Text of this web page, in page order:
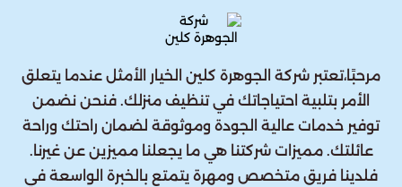
مرحبًا،تعتبر شركة الجوهرة كلين الخيار الأمثل عندما يتعلق
الأمر بتلبية احتياجاتك في تنظيف منزلك. فنحن نضمن
توفير خدمات عالية الجودة وموثوقة لضمان راحتك وراحة
عائلتك. مميزات شركتنا هي ما يجعلنا مميزين عن غيرنا.
فلدينا فريق متخصص ومهرة يتمتع بالخبرة الواسعة في